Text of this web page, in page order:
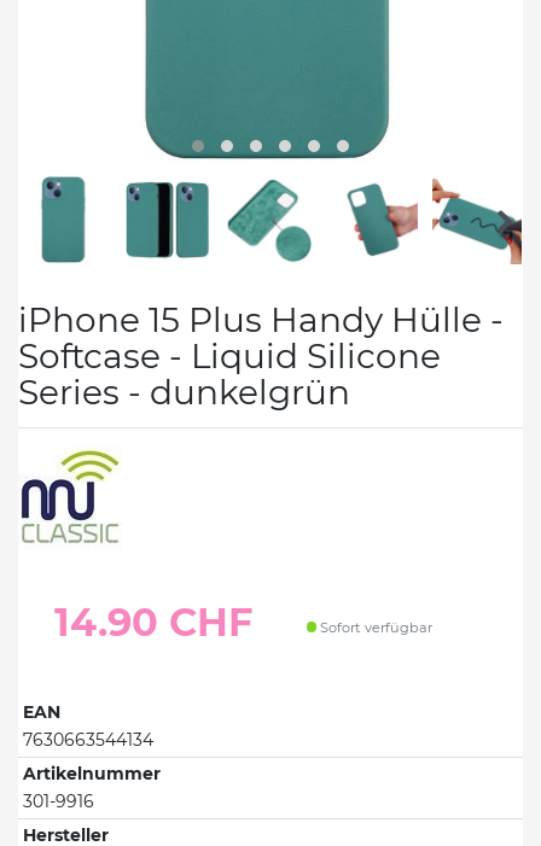
iPhone 15 Plus Handy Hülle -
Softcase - Liquid Silicone
Series - dunkelgrün
14.90 CHF Sofort verfügbar
EAN
7630663544134
Artikelnummer
301-9916
Hersteller